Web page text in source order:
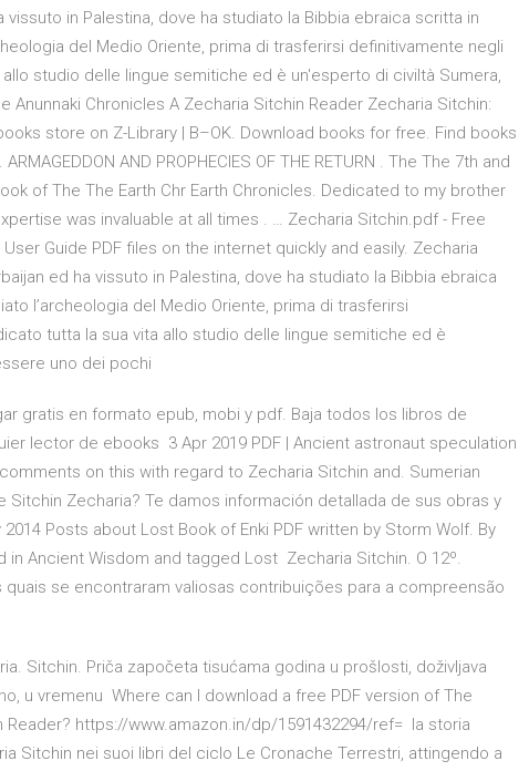
vissuto in Palestina, dove ha studiato la Bibbia ebraica scritta in
del Medio Oriente, prima di trasferirsi definitivamente negli
studio delle lingue semitiche ed è un'esperto di civiltà Sumera,
Anunnaki Chronicles A Zecharia Sitchin Reader Zecharia Sitchin:
store on Z-Library | B–OK. Download books for free. Find books
ARMAGEDDON AND PROPHECIES OF THE RETURN . The The 7th and
of The The Earth Chr Earth Chronicles. Dedicated to my brother
was invaluable at all times . … Zecharia Sitchin.pdf - Free
Guide PDF files on the internet quickly and easily. Zecharia
ed ha vissuto in Palestina, dove ha studiato la Bibbia ebraica
l’archeologia del Medio Oriente, prima di trasferirsi
tutta la sua vita allo studio delle lingue semitiche ed è
uno dei pochi
gratis en formato epub, mobi y pdf. Baja todos los libros de
lector de ebooks 3 Apr 2019 PDF | Ancient astronaut speculation
on this with regard to Zecharia Sitchin and. Sumerian
Sitchin Zecharia? Te damos información detallada de sus obras y
Posts about Lost Book of Enki PDF written by Storm Wolf. By
Ancient Wisdom and tagged Lost Zecharia Sitchin. O 12º.
quais se encontraram valiosas contribuições para a compreensão
Sitchin. Priča započeta tisućama godina u prošlosti, doživljava
u vremenu Where can I download a free PDF version of The
Reader? https://www.amazon.in/dp/1591432294/ref= la storia
Sitchin nei suoi libri del ciclo Le Cronache Terrestri, attingendo a